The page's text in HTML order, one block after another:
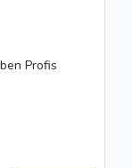
Profis